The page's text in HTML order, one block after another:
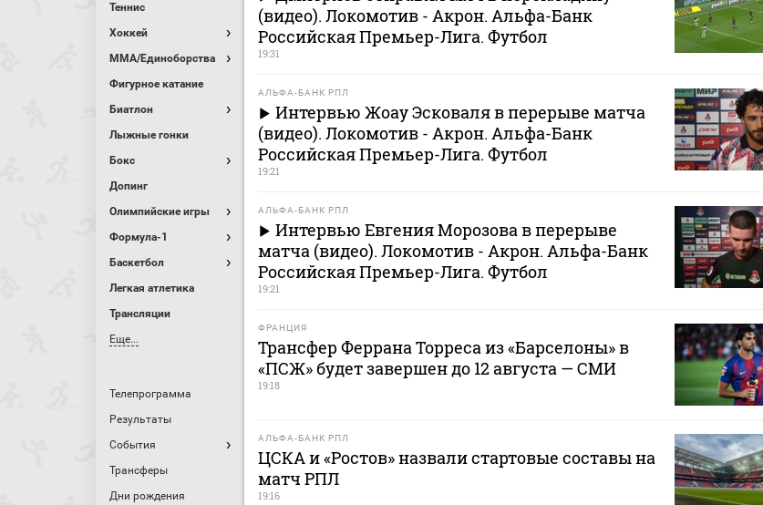
Теннис
Хоккей
MMA/Единоборства
Фигурное катание
Биатлон
Лыжные гонки
Бокс
Допинг
Олимпийские игры
Формула-1
Баскетбол
Легкая атлетика
Трансляции
Еще...
Телепрограмма
Результаты
События
Трансферы
Дни рождения
(видео). Локомотив - Акрон. Альфа-Банк
Российская Премьер-Лига. Футбол
19:31
АЛЬФА-БАНК РПЛ
Интервью Жоау Эсковаля в перерыве матча
(видео). Локомотив - Акрон. Альфа-Банк
Российская Премьер-Лига. Футбол
19:21
АЛЬФА-БАНК РПЛ
Интервью Евгения Морозова в перерыве
матча (видео). Локомотив - Акрон. Альфа-Банк
Российская Премьер-Лига. Футбол
19:21
ФРАНЦИЯ
Трансфер Феррана Торреса из «Барселоны» в
«ПСЖ» будет завершен до 12 августа — СМИ
19:18
АЛЬФА-БАНК РПЛ
ЦСКА и «Ростов» назвали стартовые составы на
матч РПЛ
19:16